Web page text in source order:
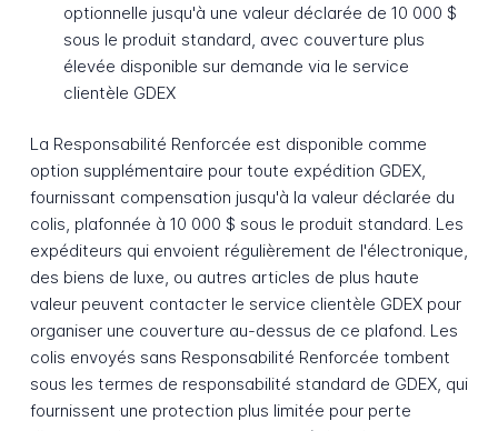
optionnelle jusqu'à une valeur déclarée de 10 000 $
sous le produit standard, avec couverture plus
élevée disponible sur demande via le service
clientèle GDEX
La Responsabilité Renforcée est disponible comme
option supplémentaire pour toute expédition GDEX,
fournissant compensation jusqu'à la valeur déclarée du
colis, plafonnée à 10 000 $ sous le produit standard. Les
expéditeurs qui envoient régulièrement de l'électronique,
des biens de luxe, ou autres articles de plus haute
valeur peuvent contacter le service clientèle GDEX pour
organiser une couverture au-dessus de ce plafond. Les
colis envoyés sans Responsabilité Renforcée tombent
sous les termes de responsabilité standard de GDEX, qui
fournissent une protection plus limitée pour perte